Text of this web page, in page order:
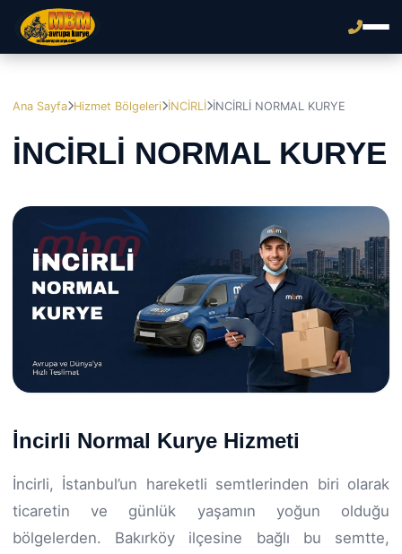
Ana Sayfa Hizmet Bölgeleri İNCİRLİ İNCİRLİ NORMAL KURYE
İNCİRLİ NORMAL KURYE
İncirli Normal Kurye Hizmeti
İncirli, İstanbul’un hareketli semtlerinden biri olarak
ticaretin ve günlük yaşamın yoğun olduğu
bölgelerden. Bakırköy ilçesine bağlı bu semtte,